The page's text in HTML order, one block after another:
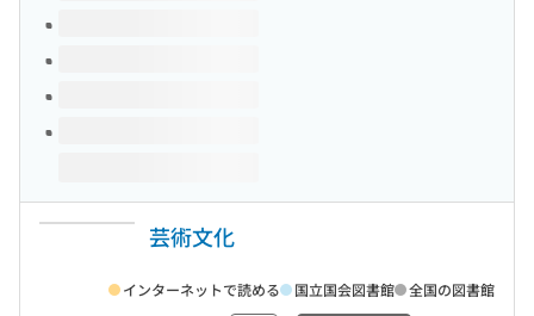
芸術文化
インターネットで読める 国立国会図書館 全国の図書館